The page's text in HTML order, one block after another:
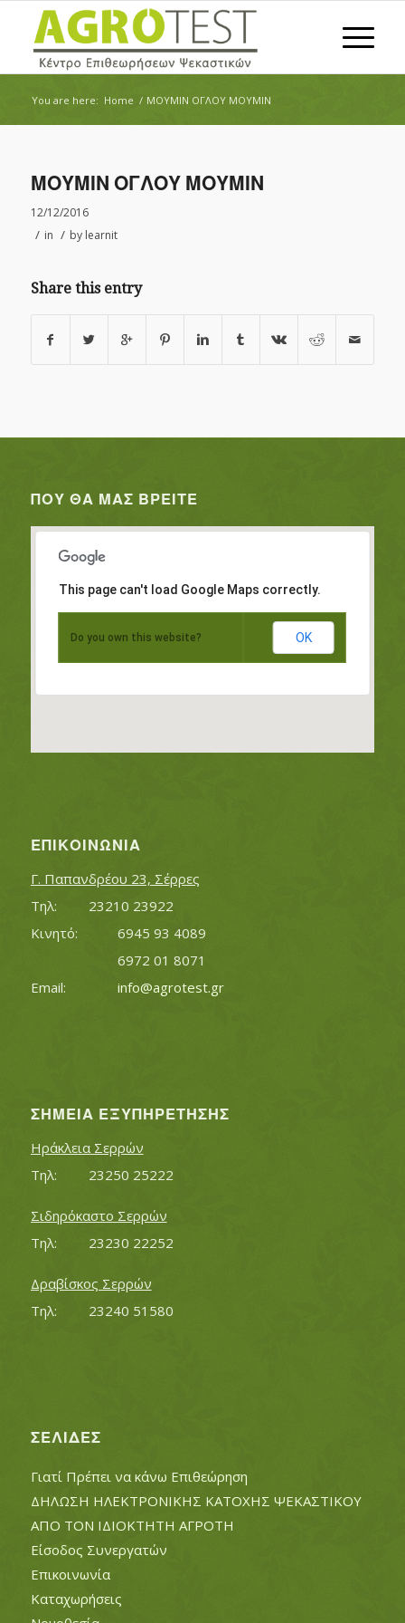
You are here: Home / ΜΟΥΜΙΝ ΟΓΛΟΥ ΜΟΥΜΙΝ
ΜΟΥΜΙΝ ΟΓΛΟΥ ΜΟΥΜΙΝ
12/12/2016
/ in / by learnit
Share this entry
ΠΟΥ ΘΑ ΜΑΣ ΒΡΕΊΤΕ
This page can't load Google Maps correctly.
Do you own this website? OK
ΕΠΙΚΟΙΝΩΝΊΑ
Γ. Παπανδρέου 23, Σέρρες
Τηλ:		23210 23922
Κινητό:		6945 93 4089
			6972 01 8071
info@agrotest.gr
ΣΗΜΕΊΑ ΕΞΥΠΗΡΈΤΗΣΗΣ
Ηράκλεια Σερρών
Τηλ:		23250 25222
Σιδηρόκαστο Σερρών
Τηλ:		23230 22252
Δραβίσκος Σερρών
Τηλ:		23240 51580
ΣΕΛΊΔΕΣ
Γιατί Πρέπει να κάνω Επιθεώρηση
ΔΗΛΩΣΗ ΗΛΕΚΤΡΟΝΙΚΗΣ ΚΑΤΟΧΗΣ ΨΕΚΑΣΤΙΚΟΥ
ΑΠΟ ΤΟΝ ΙΔΙΟΚΤΗΤΗ ΑΓΡΟΤΗ
Είσοδος Συνεργατών
Επικοινωνία
Καταχωρήσεις